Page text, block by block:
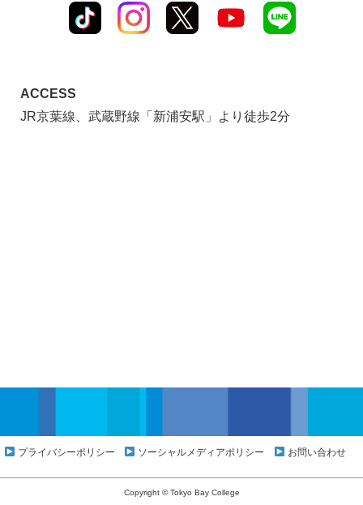
ACCESS
JR京葉線、武蔵野線「新浦安駅」より徒歩2分
プライバシーポリシー ソーシャルメディアポリシー お問い合わせ
Copyright © Tokyo Bay College